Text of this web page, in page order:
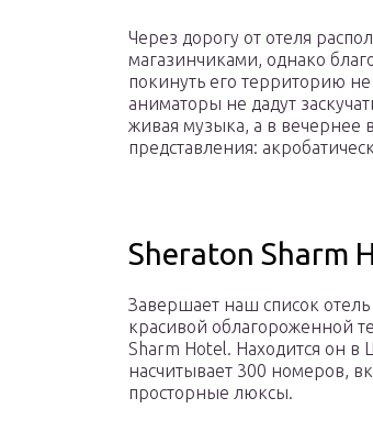
Через дорогу от отеля
магазинчиками, однако
покинуть его территорию
аниматоры не дадут
живая музыка, а в вечернее
представления:
Sheraton
Завершает наш список
красивой облагороженной
Sharm Hotel. Находится он
насчитывает 300 номеров,
просторные люксы.